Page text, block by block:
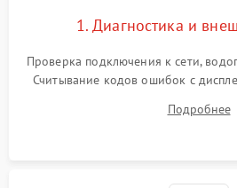
1. Диагностика и
Проверка подключения к сети,
Считывание кодов ошибок с
выявления посторонних шумов,
электронного модуля
Подробнее